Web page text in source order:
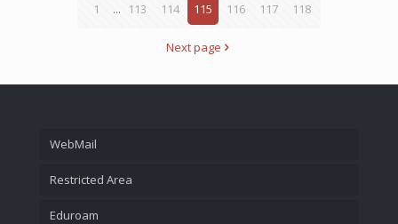
1 ... 113 114 115 116 117 118
Next page
WebMail
Restricted Area
Eduroam